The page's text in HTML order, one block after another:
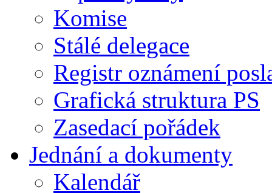
Komise
Stálé delegace
Registr oznámení
Grafická struktura PS
Zasedací pořádek
Jednání a dokumenty
Kalendář